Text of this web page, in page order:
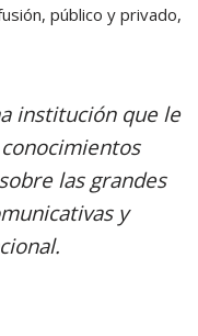
público y privado,
institución que le
las grandes
y